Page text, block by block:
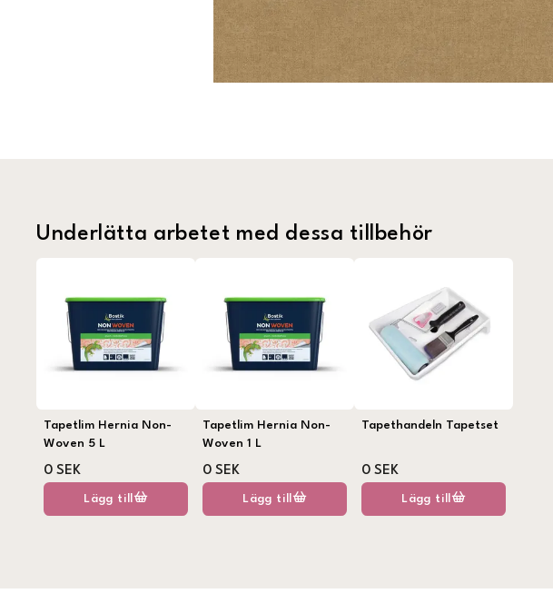
Underlätta arbetet med dessa tillbehör
Tapetlim Hernia Non-
Woven 5 L
0 SEK
Lägg till
Tapetlim Hernia Non-
Woven 1 L
0 SEK
Lägg till
Tapethandeln Tapetset
0 SEK
Lägg till